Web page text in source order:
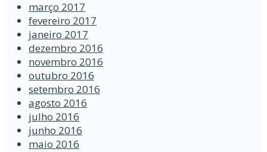
março 2017
fevereiro 2017
janeiro 2017
dezembro 2016
novembro 2016
outubro 2016
setembro 2016
agosto 2016
julho 2016
junho 2016
maio 2016